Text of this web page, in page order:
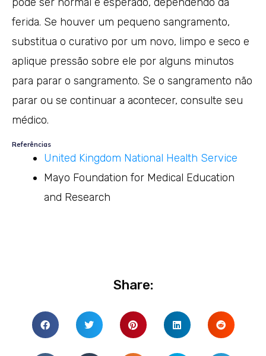
ferida. Se houver um pequeno sangramento,
substitua o curativo por um novo, limpo e seco e
aplique pressão sobre ele por alguns minutos
para parar o sangramento. Se o sangramento não
parar ou se continuar a acontecer, consulte seu
médico.
Referências
United Kingdom National Health Service
Mayo Foundation for Medical Education
and Research
Share: